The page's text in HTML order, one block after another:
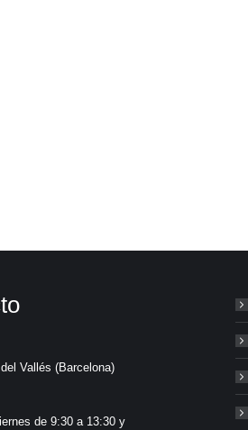
Vallés (Barcelona)
de 9:30 a 13:30 y